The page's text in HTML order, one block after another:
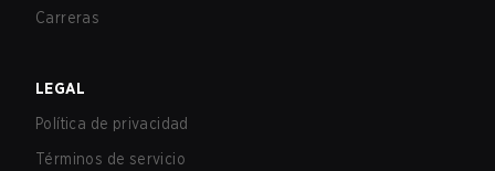
Carreras
LEGAL
Política de privacidad
Términos de servicio